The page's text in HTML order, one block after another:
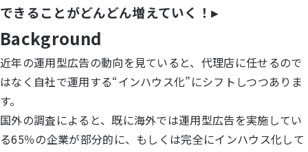
できることがどんどん増えていく！▸
Background
近年の運用型広告の動向を見ていると、代理店に任せるので
はなく自社で運用する“インハウス化”にシフトしつつありま
す。
国外の調査によると、既に海外では運用型広告を実施してい
る65％の企業が部分的に、もしくは完全にインハウス化して